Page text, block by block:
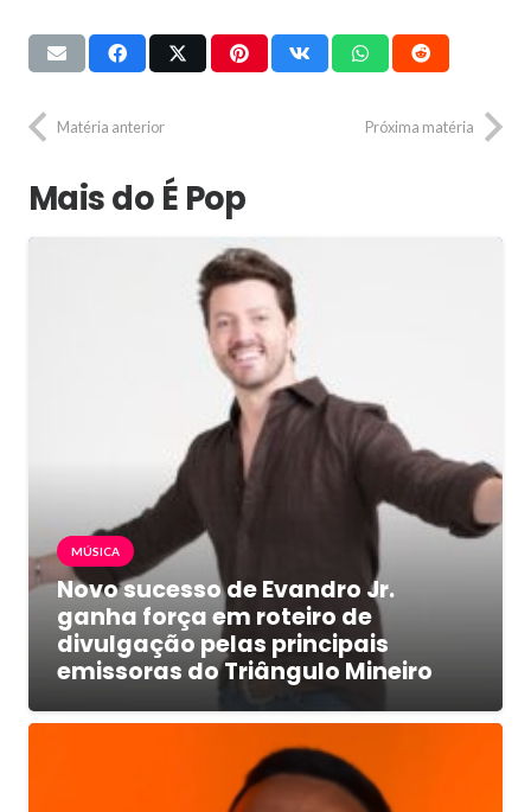
Matéria anterior Próxima matéria
Mais do É Pop
MÚSICA
Novo sucesso de Evandro Jr.
ganha força em roteiro de
divulgação pelas principais
emissoras do Triângulo Mineiro